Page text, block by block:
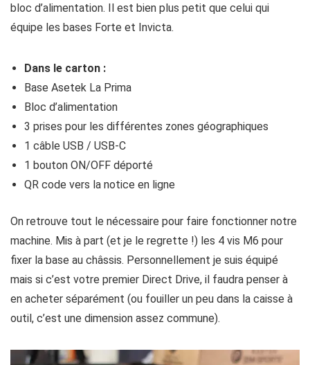
bloc d’alimentation. Il est bien plus petit que celui qui
équipe les bases Forte et Invicta.
Dans le carton :
Base Asetek La Prima
Bloc d’alimentation
3 prises pour les différentes zones géographiques
1 câble USB / USB-C
1 bouton ON/OFF déporté
QR code vers la notice en ligne
On retrouve tout le nécessaire pour faire fonctionner notre
machine. Mis à part (et je le regrette !) les 4 vis M6 pour
fixer la base au châssis. Personnellement je suis équipé
mais si c’est votre premier Direct Drive, il faudra penser à
en acheter séparément (ou fouiller un peu dans la caisse à
outil, c’est une dimension assez commune).